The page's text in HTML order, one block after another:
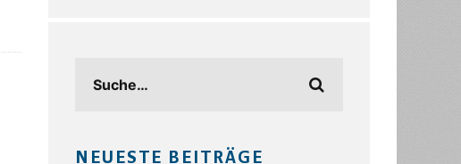
NEUESTE BEITRÄGE